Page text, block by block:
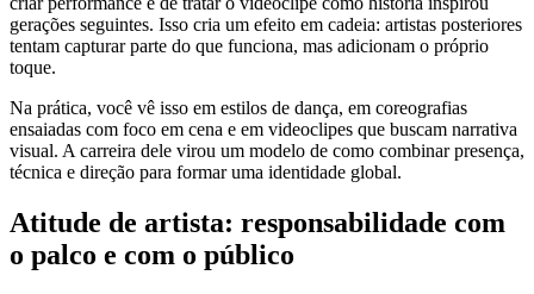
gerações seguintes. Isso cria um efeito em cadeia: artistas posteriores
tentam capturar parte do que funciona, mas adicionam o próprio
toque.
Na prática, você vê isso em estilos de dança, em coreografias
ensaiadas com foco em cena e em videoclipes que buscam narrativa
visual. A carreira dele virou um modelo de como combinar presença,
técnica e direção para formar uma identidade global.
Atitude de artista: responsabilidade com
o palco e com o público